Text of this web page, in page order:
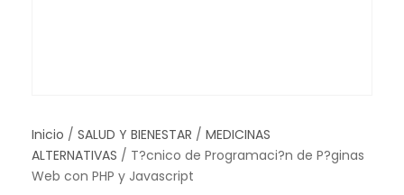
Inicio / SALUD Y BIENESTAR / MEDICINAS
ALTERNATIVAS / T?cnico de Programaci?n de P?ginas
Web con PHP y Javascript